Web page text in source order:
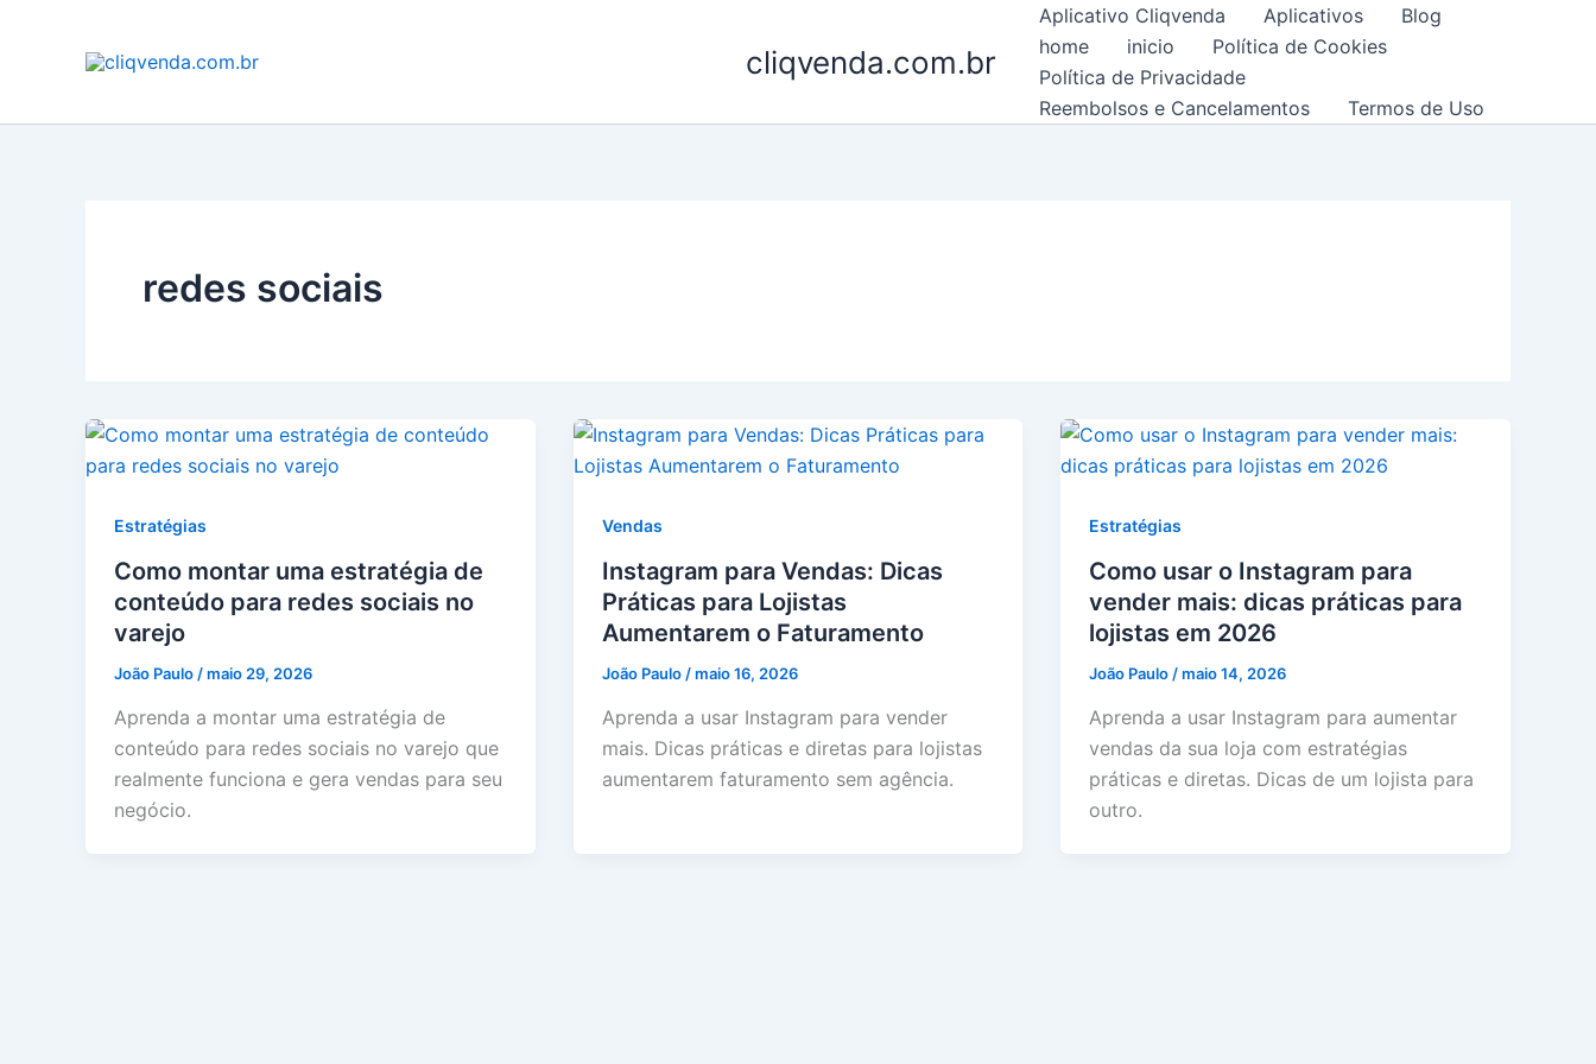
cliqvenda.com.br
Aplicativo Cliqvenda Aplicativos
Blog
home
inicio
Política de Cookies
Política de Privacidade
Reembolsos e Cancelamentos
Termos de Uso
redes sociais
Estratégias
Como montar uma estratégia de
conteúdo para redes sociais no
varejo
João Paulo /maio 29, 2026
Aprenda a montar uma estratégia de
conteúdo para redes sociais no varejo que
realmente funciona e gera vendas para seu
negócio.
Vendas
Instagram para Vendas: Dicas
Práticas para Lojistas
Aumentarem o Faturamento
João Paulo /maio 16, 2026
Aprenda a usar Instagram para vender
mais. Dicas práticas e diretas para lojistas
aumentarem faturamento sem agência.
Estratégias
Como usar o Instagram para
vender mais: dicas práticas para
lojistas em 2026
João Paulo /maio 14, 2026
Aprenda a usar Instagram para aumentar
vendas da sua loja com estratégias
práticas e diretas. Dicas de um lojista para
outro.